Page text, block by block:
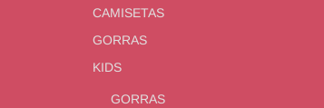
CAMISETAS
GORRAS
KIDS
GORRAS